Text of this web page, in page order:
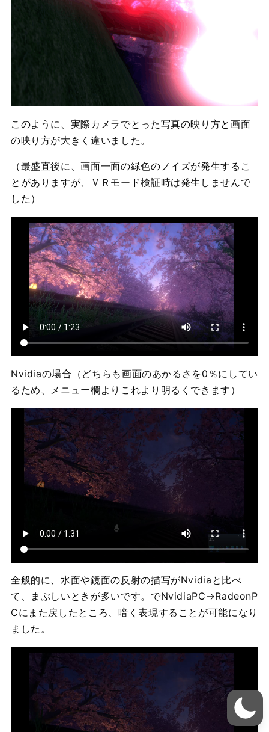
このように、実際カメラでとった写真の映り方と画面
の映り方が大きく違いました。
（最盛直後に、画面一面の緑色のノイズが発生するこ
とがありますが、ＶＲモード検証時は発生しませんで
した）
Nvidiaの場合（どちらも画面のあかるさを0％にしてい
るため、メニュー欄よりこれより明るくできます）
全般的に、水面や鏡面の反射の描写がNvidiaと比べ
て、まぶしいときが多いです。でNvidiaPC→RadeonP
Cにまた戻したところ、暗く表現することが可能になり
ました。